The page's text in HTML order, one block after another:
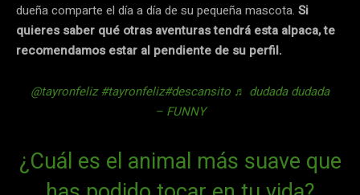
dueña comparte el día a día de su pequeña mascota. Si
quieres saber qué otras aventuras tendrá esta alpaca, te
recomendamos estar al pendiente de su perfil.
@tayronfeliz #tayronfeliz#descansito ♬ dudada dudada
– FUNNY
¿Cuál es el animal más suave que